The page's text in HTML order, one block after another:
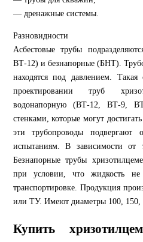
— дренажные системы.
Разновидности
Асбестовые трубы
ВТ-12) и безнапорные (БНТ).
находятся под давлением. Такая
проектировании труб
водонапорную (ВТ-12, ВТ-9,
стенками, которые могут
эти трубопроводы подвергают
испытаниям. В зависимости
Безнапорные трубы
при условии, что жидкость
транспортировке. Продукция
или ТУ. Имеют диаметры 100, 150,
Купить